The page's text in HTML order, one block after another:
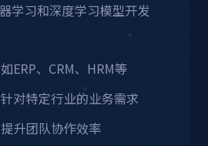
学习和深度学习模型开发
ERP、CRM、HRM等
对特定行业的业务需求
升团队协作效率